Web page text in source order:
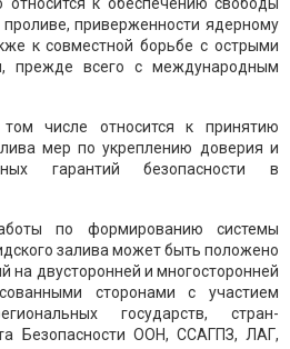
приверженности ядерному
к совместной борьбе с острыми
прежде всего с международным
числе относится к принятию
мер по укреплению доверия и
гарантий безопасности в
по формированию системы
залива может быть положено
на двусторонней и многосторонней
сторонами с участием
государств, стран-
Безопасности ООН, ССАГПЗ, ЛАГ,